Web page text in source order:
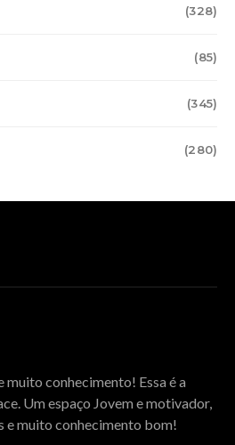
(328)
(85)
(345)
(280)
conhecimento! Essa é a
Um espaço Jovem e motivador,
e muito conhecimento bom!